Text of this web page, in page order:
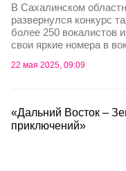
В Сахалинском
развернулся конкурс
более 250 вокалистов
свои яркие номера в
22 мая 2025, 09:09
«Дальний Восток –
приключений»